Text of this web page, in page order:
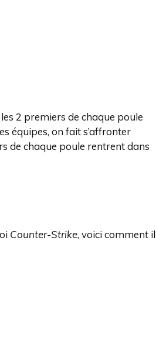
2 premiers de chaque poule
équipes, on fait s’affronter
de chaque poule rentrent dans
Counter-Strike, voici comment il